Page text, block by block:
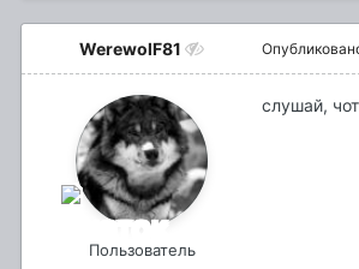
WerewolF81
Пользователь
слушай,